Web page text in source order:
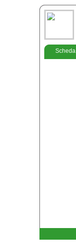
Scheda